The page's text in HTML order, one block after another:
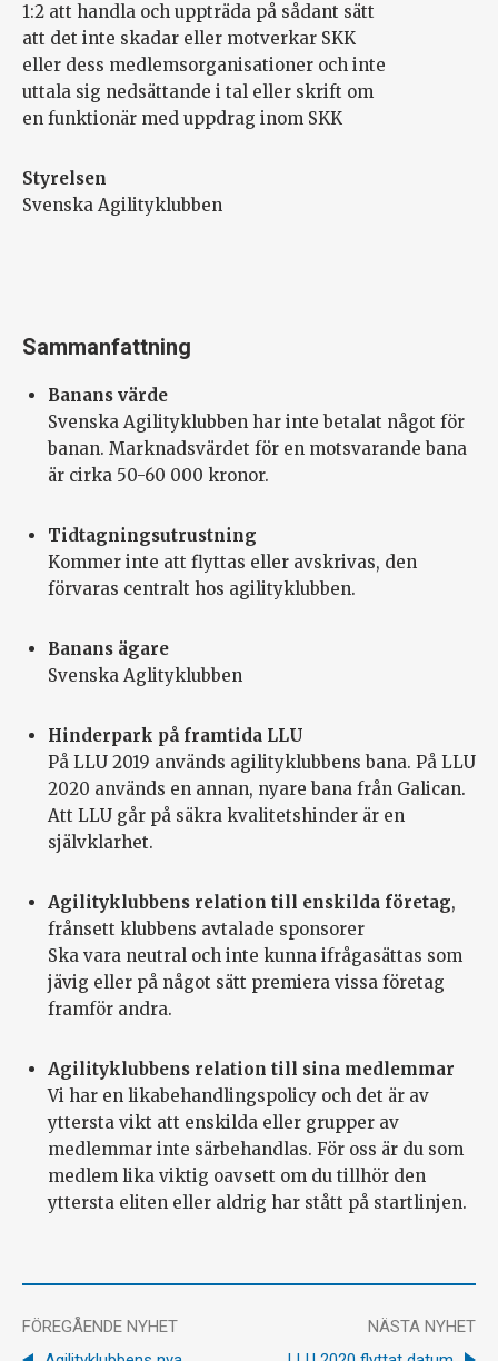
1:2 att handla och uppträda på sådant sätt
att det inte skadar eller motverkar SKK
eller dess medlemsorganisationer och inte
uttala sig nedsättande i tal eller skrift om
en funktionär med uppdrag inom SKK
Styrelsen
Svenska Agilityklubben
Sammanfattning
Banans värde
Svenska Agilityklubben har inte betalat något för
banan. Marknadsvärdet för en motsvarande bana
är cirka 50-60 000 kronor.
Tidtagningsutrustning
Kommer inte att flyttas eller avskrivas, den
förvaras centralt hos agilityklubben.
Banans ägare
Svenska Aglityklubben
Hinderpark på framtida LLU
På LLU 2019 används agilityklubbens bana. På LLU
2020 används en annan, nyare bana från Galican.
Att LLU går på säkra kvalitetshinder är en
självklarhet.
Agilityklubbens relation till enskilda företag,
frånsett klubbens avtalade sponsorer
Ska vara neutral och inte kunna ifrågasättas som
jävig eller på något sätt premiera vissa företag
framför andra.
Agilityklubbens relation till sina medlemmar
Vi har en likabehandlingspolicy och det är av
yttersta vikt att enskilda eller grupper av
medlemmar inte särbehandlas. För oss är du som
medlem lika viktig oavsett om du tillhör den
yttersta eliten eller aldrig har stått på startlinjen.
FÖREGÅENDE NYHET
NÄSTA NYHET